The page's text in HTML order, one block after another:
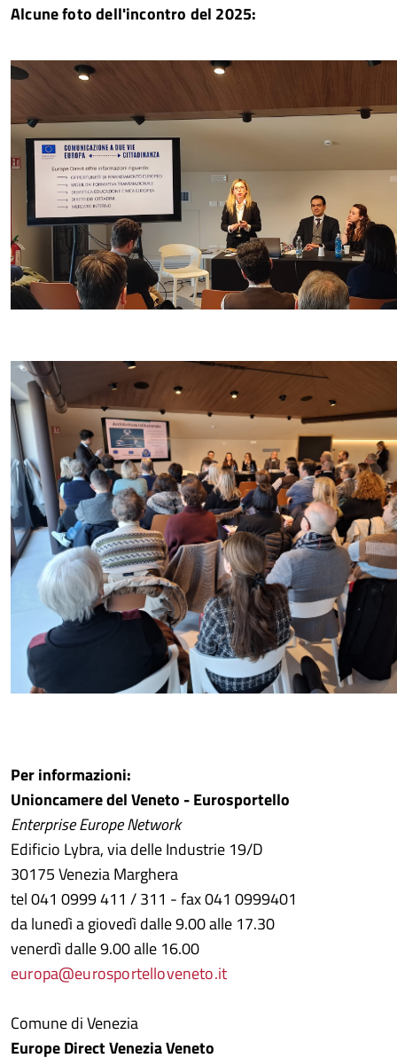
Alcune foto dell'incontro del 2025:
Per informazioni:
Unioncamere del Veneto - Eurosportello
Enterprise Europe Network
Edificio Lybra, via delle Industrie 19/D
30175 Venezia Marghera
tel 041 0999 411 / 311 - fax 041 0999401
da lunedì a giovedì dalle 9.00 alle 17.30
venerdì dalle 9.00 alle 16.00
europa@eurosportelloveneto.it
Comune di Venezia
Europe Direct Venezia Veneto